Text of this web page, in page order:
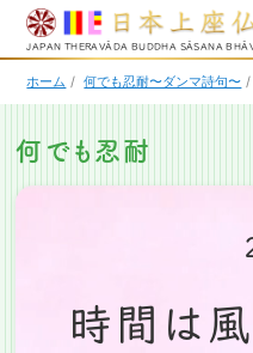
JAPAN THERAVĀDA BUDDHA SĀSANA
ホーム / 何でも忍耐〜ダンマ詩句〜 /
何でも忍耐
時間は